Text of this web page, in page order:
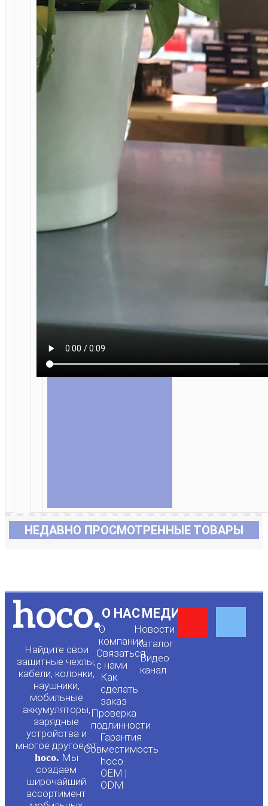
НЕДАВНО ПРОСМОТРЕННЫЕ ТОВАРЫ
Найдите свои
защитные чехлы,
кабели, колонки,
наушники,
мобильные
аккумуляторы,
зарядные
устройства и
многое другое от
hoco. Мы
создаем
широчайший
ассортимент
О НАС
О
компании
Связаться
с нами
Как
сделать
заказ
Проверка
подлинности
Гарантия
Совместимость
hoco.
OEM |
ODM
МЕДИА
Новости
Каталог
Видео
канал